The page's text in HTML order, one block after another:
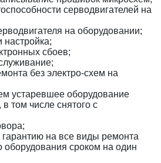
серводвигателей на
на оборудовании;
настройка;
сбоев;
без электро-схем на
устаревшее оборудование
том числе снятого с
на все виды ремонта
сроком на один